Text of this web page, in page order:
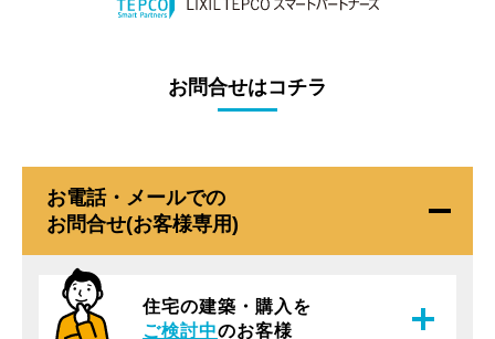
お問合せはコチラ
お電話・メールでの
お問合せ(お客様専用)
住宅の建築・購入を
ご検討中のお客様